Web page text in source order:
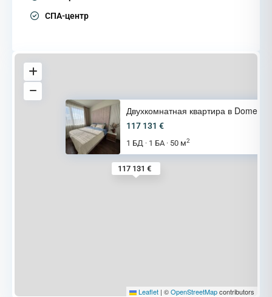
СПА-центр
117 131 €
Двухкомнатная квартира в Domen
117 131 €
1 БД · 1 БА · 50 м2
Leaflet | ©OpenStreetMapcontributors